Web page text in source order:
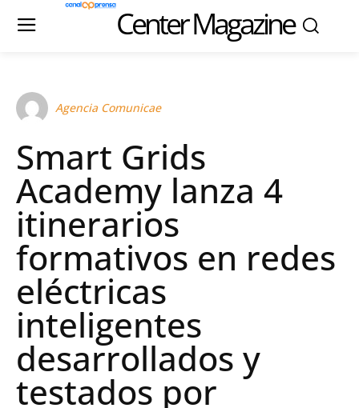
Center Magazine
Agencia Comunicae
Smart Grids
Academy lanza 4
itinerarios
formativos en redes
eléctricas
inteligentes
desarrollados y
testados por